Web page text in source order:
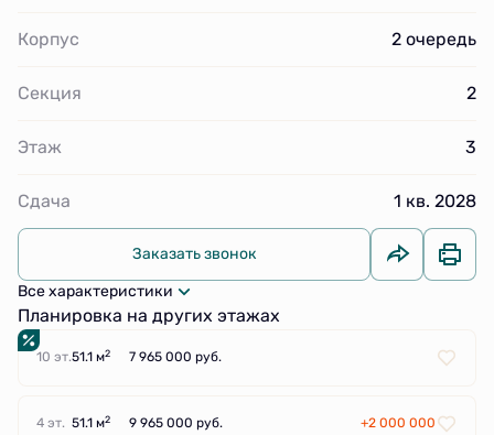
Корпус 2 очередь
Секция 2
Этаж 3
Сдача 1 кв. 2028
Заказать звонок
Все характеристики
Планировка на других этажах
10 эт.51.1 м2 7 965 000 руб.
4 эт. 51.1 м2 9 965 000 руб. +2 000 000